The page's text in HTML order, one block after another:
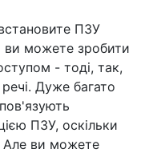
ПЗУ
можете зробити
- тоді, так,
Дуже багато
ПЗУ, оскільки
Але ви можете